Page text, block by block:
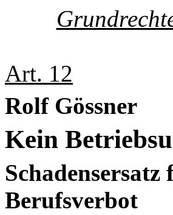
Art. 12
Rolf Gössner
Kein
Berufsverbot